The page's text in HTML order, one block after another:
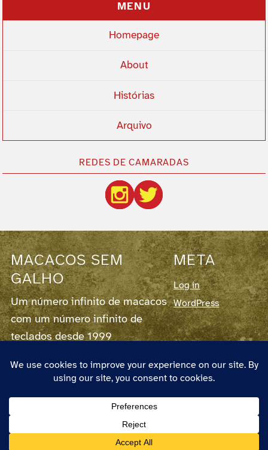
MENU
Homepage
About
Histórias
Arquivo
REDES DE CAMARADAS
MACACOS SEM
GALHO
Um número infinito de macacos
com um número infinito de
teclados desde 1999
fornece RSS para os Postse para os
Comentários.
O autor chama-se Pedro Couto e Santos,
nasceu em 1973 em Lisboa, vive em
Almada, é designer e pode ser
contactado em pedro(at)macacos.com
META
Log in
WordPress